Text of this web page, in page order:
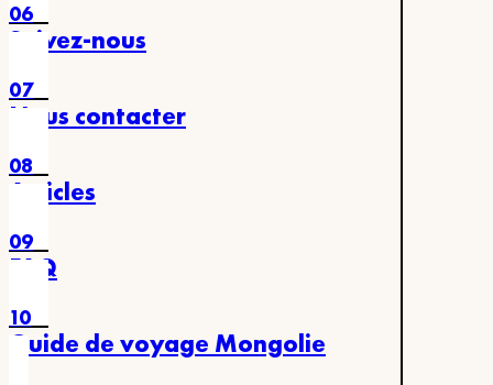
06
Suivez-nous
07
Nous contacter
08
Articles
09
FAQ
10
Guide de voyage Mongolie